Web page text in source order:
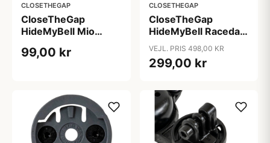
CLOSETHEGAP
CloseTheGap
HideMyBell Mio
99,00 kr
CLOSETHEGAP
CloseTheGap
HideMyBell Raceday
CAD - Cannondale
VEJL. PRIS 498,00 KR
299,00 kr